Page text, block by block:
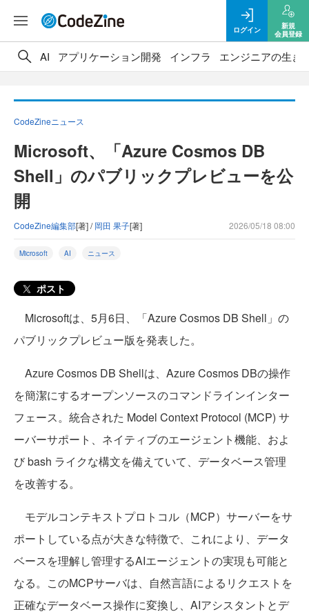
ログイン
新規
会員登録
AI アプリケーション開発 インフラ エンジニアの生き
CodeZineニュース
Microsoft、「Azure Cosmos DB
Shell」のパブリックプレビューを公
開
CodeZine編集部[著] /岡田 果子[著] 2026/05/18 08:00
Microsoft AI ニュース
ポスト
Microsoftは、5月6日、「Azure Cosmos DB Shell」の
パブリックプレビュー版を発表した。
Azure Cosmos DB Shellは、Azure Cosmos DBの操作
を簡潔にするオープンソースのコマンドラインインター
フェース。統合された Model Context Protocol (MCP) サ
ーバーサポート、ネイティブのエージェント機能、およ
び bash ライクな構文を備えていて、データベース管理
を改善する。
モデルコンテキストプロトコル（MCP）サーバーをサ
ポートしている点が大きな特徴で、これにより、データ
ベースを理解し管理するAIエージェントの実現も可能と
なる。このMCPサーバは、自然言語によるリクエストを
正確なデータベース操作に変換し、AIアシスタントとデ